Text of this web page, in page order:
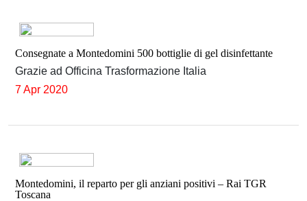
Consegnate a Montedomini 500 bottiglie di gel disinfettante
Grazie ad Officina Trasformazione Italia
7 Apr 2020
Montedomini, il reparto per gli anziani positivi – Rai TGR
Toscana